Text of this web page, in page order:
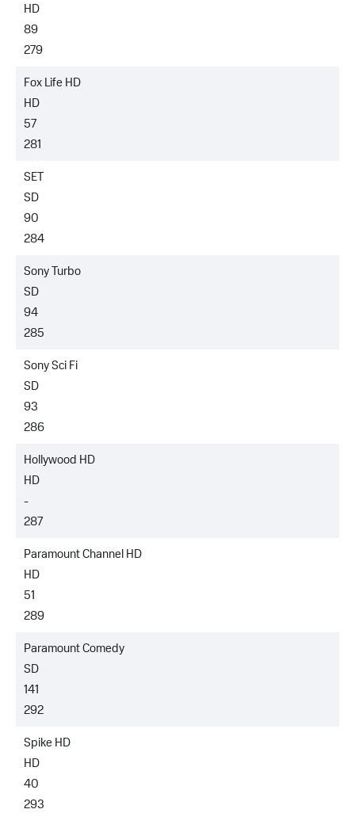
HD
89
279
Fox Life HD
HD
57
281
SET
SD
90
284
Sony Turbo
SD
94
285
Sony Sci Fi
SD
93
286
Hollywood HD
HD
-
287
Paramount Channel HD
HD
51
289
Paramount Comedy
SD
141
292
Spike HD
HD
40
293